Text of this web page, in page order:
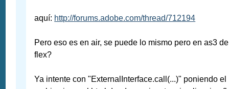
aquí: http://forums.adobe.com/thread/712194
Pero eso es en air, se puede lo mismo pero en as3 de
flex?
Ya intente con "ExternalInterface.call(...)" poniendo el